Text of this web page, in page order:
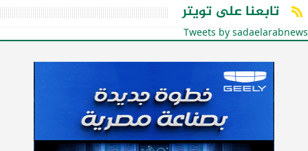
تابعنا على تويتر
Tweets by sadaelarabnews